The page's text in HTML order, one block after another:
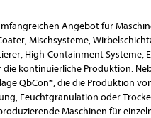
Angebot für
Mischsysteme,
High-Containment Systeme,
die kontinuierliche Produktion.
QbCon®, die die Produktion
Feuchtgranulation oder
Maschinen für